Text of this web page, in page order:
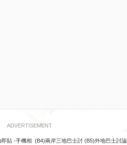
ADVERTISEMENT
即貼 -手機相 (B4)兩岸三地巴士討 (B5)外地巴士討論